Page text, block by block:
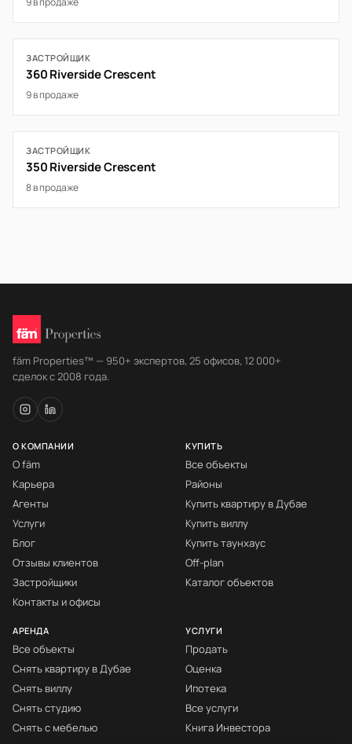
ЗАСТРОЙЩИК
360 Riverside Crescent
9 в продаже
ЗАСТРОЙЩИК
350 Riverside Crescent
8 в продаже
fäm Properties™ — 950+ экспертов, 25 офисов, 12 000+
сделок с 2008 года.
О КОМПАНИИ
О fäm
Карьера
Агенты
Услуги
Блог
Отзывы клиентов
Застройщики
Контакты и офисы
КУПИТЬ
Все объекты
Районы
Купить квартиру в Дубае
Купить виллу
Купить таунхаус
Off-plan
Каталог объектов
АРЕНДА
Все объекты
Снять квартиру в Дубае
Снять виллу
Снять студию
Снять с мебелью
УСЛУГИ
Продать
Оценка
Ипотека
Все услуги
Книга Инвестора